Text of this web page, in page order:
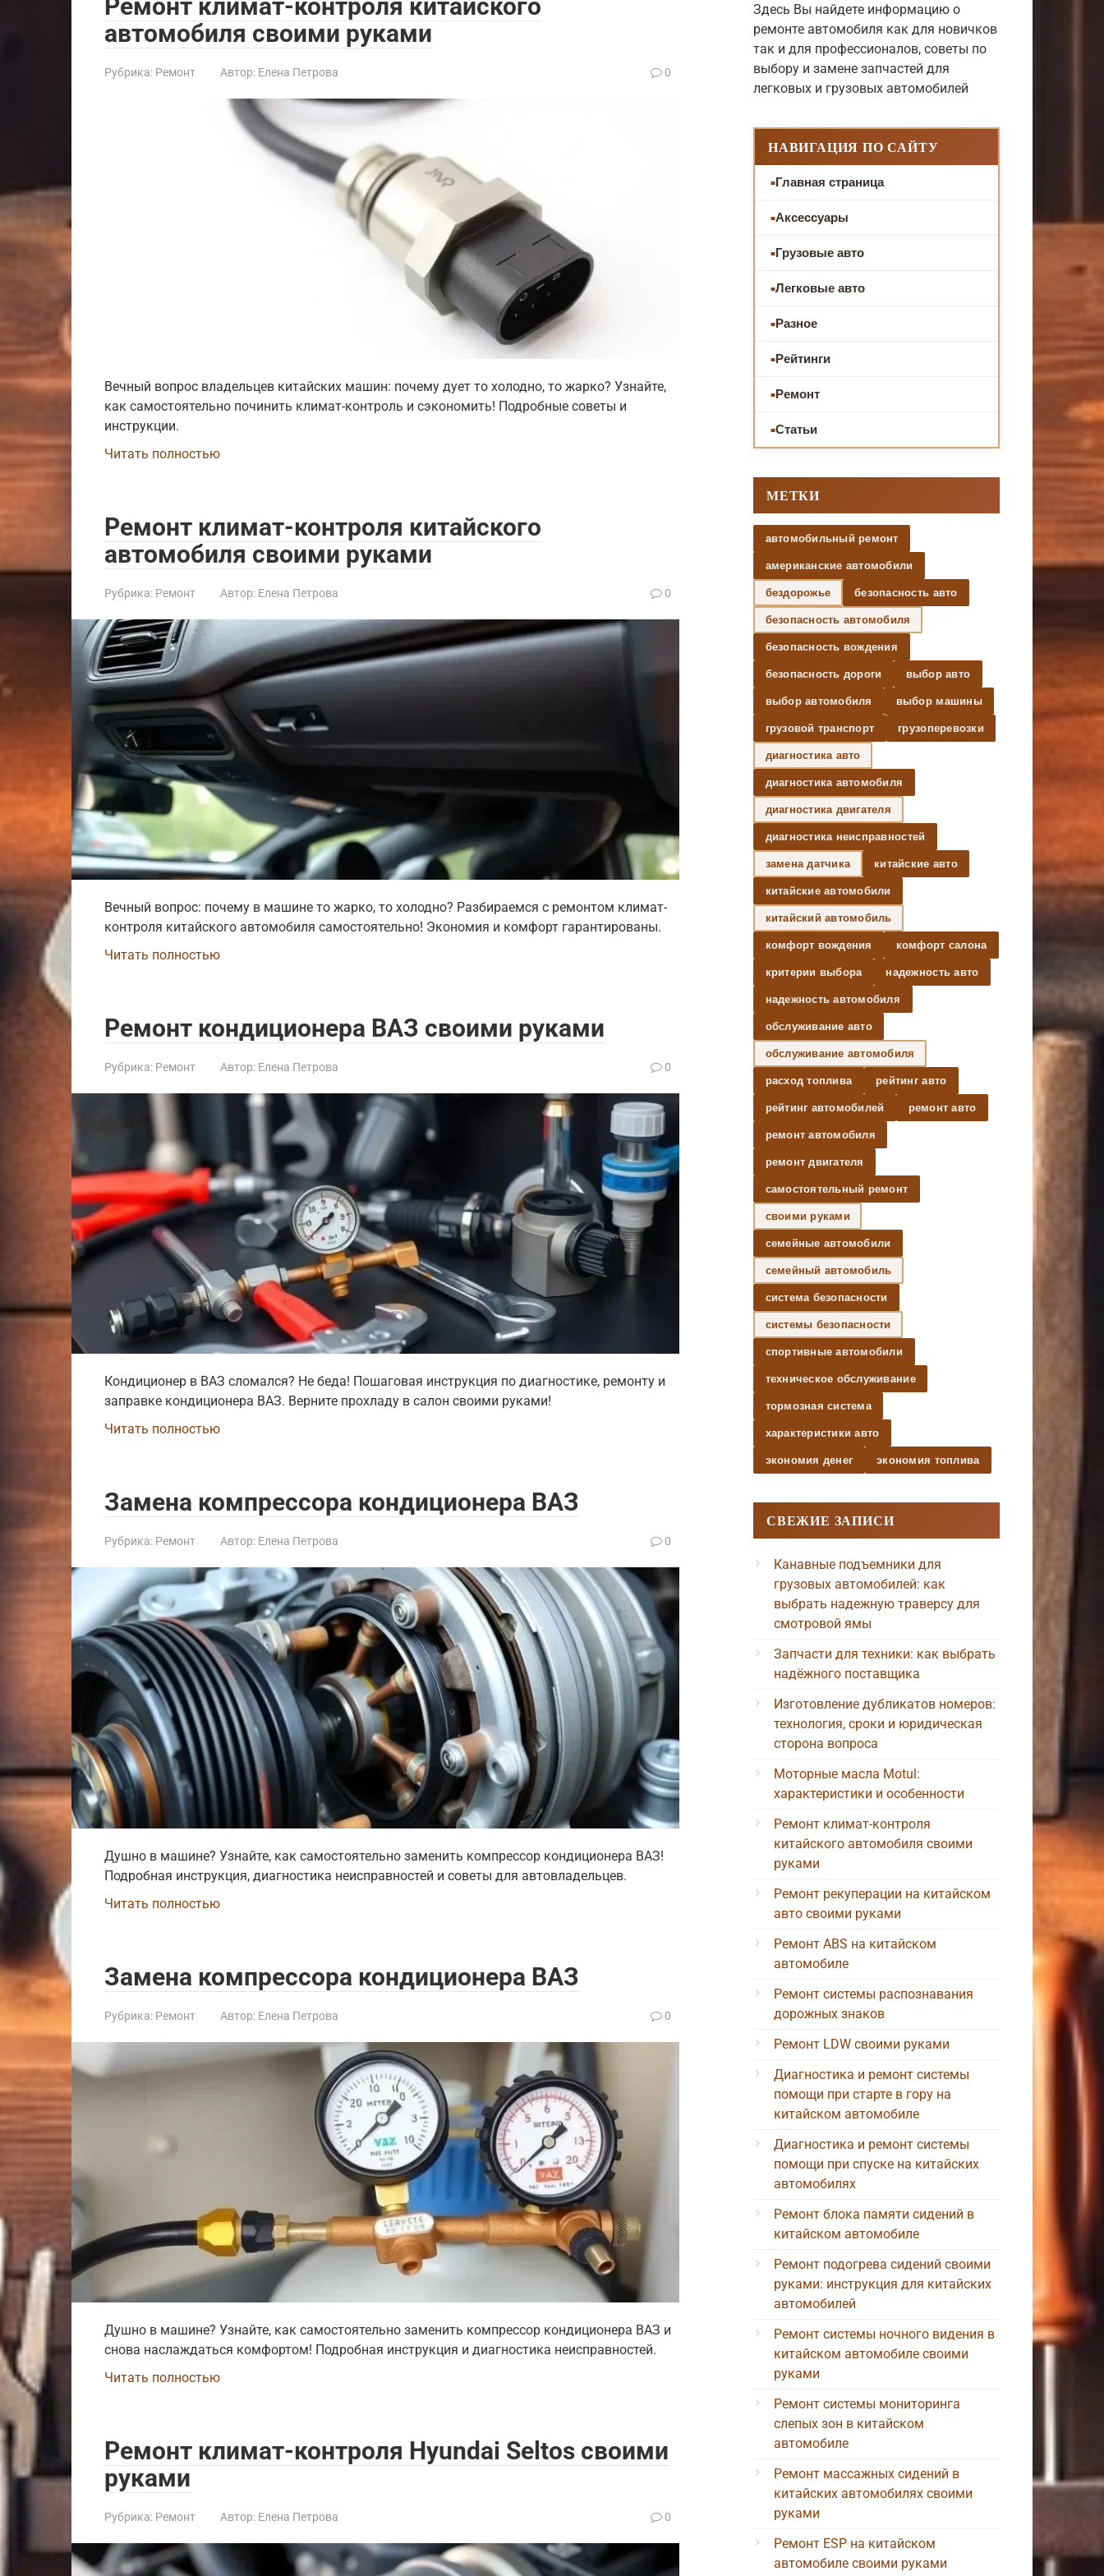
Ремонт климат-контроля китайского
автомобиля своими руками
Рубрика: Ремонт Автор: Елена Петрова 0
Вечный вопрос владельцев китайских машин: почему дует то холодно, то жарко? Узнайте,
как самостоятельно починить климат-контроль и сэкономить! Подробные советы и
инструкции.
Читать полностью
Ремонт климат-контроля китайского
автомобиля своими руками
Рубрика: Ремонт Автор: Елена Петрова 0
Вечный вопрос: почему в машине то жарко, то холодно? Разбираемся с ремонтом климат-
контроля китайского автомобиля самостоятельно! Экономия и комфорт гарантированы.
Читать полностью
Ремонт кондиционера ВАЗ своими руками
Рубрика: Ремонт Автор: Елена Петрова 0
Кондиционер в ВАЗ сломался? Не беда! Пошаговая инструкция по диагностике, ремонту и
заправке кондиционера ВАЗ. Верните прохладу в салон своими руками!
Читать полностью
Замена компрессора кондиционера ВАЗ
Рубрика: Ремонт Автор: Елена Петрова 0
Душно в машине? Узнайте, как самостоятельно заменить компрессор кондиционера ВАЗ!
Подробная инструкция, диагностика неисправностей и советы для автовладельцев.
Читать полностью
Замена компрессора кондиционера ВАЗ
Рубрика: Ремонт Автор: Елена Петрова 0
Душно в машине? Узнайте, как самостоятельно заменить компрессор кондиционера ВАЗ и
снова наслаждаться комфортом! Подробная инструкция и диагностика неисправностей.
Читать полностью
Ремонт климат-контроля Hyundai Seltos своими
руками
Рубрика: Ремонт Автор: Елена Петрова 0
Здесь Вы найдете информацию о
ремонте автомобиля как для новичков
так и для профессионалов, советы по
выбору и замене запчастей для
легковых и грузовых автомобилей
НАВИГАЦИЯ ПО САЙТУ
Главная страница
Аксессуары
Грузовые авто
Легковые авто
Разное
Рейтинги
Ремонт
Статьи
МЕТКИ
автомобильный ремонт
американские автомобили
бездорожье безопасность авто
безопасность автомобиля
безопасность вождения
безопасность дороги выбор авто
выбор автомобиля выбор машины
грузовой транспорт грузоперевозки
диагностика авто
диагностика автомобиля
диагностика двигателя
диагностика неисправностей
замена датчика китайские авто
китайские автомобили
китайский автомобиль
комфорт вождения комфорт салона
критерии выбора надежность авто
надежность автомобиля
обслуживание авто
обслуживание автомобиля
расход топлива рейтинг авто
рейтинг автомобилей ремонт авто
ремонт автомобиля
ремонт двигателя
самостоятельный ремонт
своими руками
семейные автомобили
семейный автомобиль
система безопасности
системы безопасности
спортивные автомобили
техническое обслуживание
тормозная система
характеристики авто
экономия денег экономия топлива
СВЕЖИЕ ЗАПИСИ
Канавные подъемники для
грузовых автомобилей: как
выбрать надежную траверсу для
смотровой ямы
Запчасти для техники: как выбрать
надёжного поставщика
Изготовление дубликатов номеров:
технология, сроки и юридическая
сторона вопроса
Моторные масла Motul:
характеристики и особенности
Ремонт климат-контроля
китайского автомобиля своими
руками
Ремонт рекуперации на китайском
авто своими руками
Ремонт ABS на китайском
автомобиле
Ремонт системы распознавания
дорожных знаков
Ремонт LDW своими руками
Диагностика и ремонт системы
помощи при старте в гору на
китайском автомобиле
Диагностика и ремонт системы
помощи при спуске на китайских
автомобилях
Ремонт блока памяти сидений в
китайском автомобиле
Ремонт подогрева сидений своими
руками: инструкция для китайских
автомобилей
Ремонт системы ночного видения в
китайском автомобиле своими
руками
Ремонт системы мониторинга
слепых зон в китайском
автомобиле
Ремонт массажных сидений в
китайских автомобилях своими
руками
Ремонт ESP на китайском
автомобиле своими руками